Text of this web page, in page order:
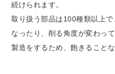
続けられます。
取り扱う部品は100種類以上
なったり、削る角度が変わっ
製造をするため、飽きること